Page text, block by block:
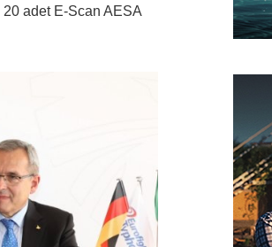
20 adet E-Scan AESA